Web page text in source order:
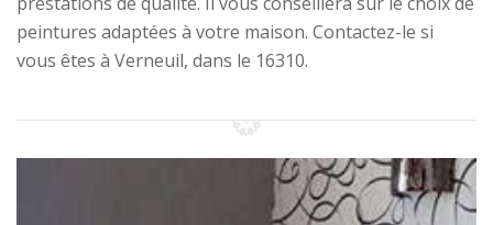
peintures adaptées à votre maison. Contactez-le si
vous êtes à Verneuil, dans le 16310.